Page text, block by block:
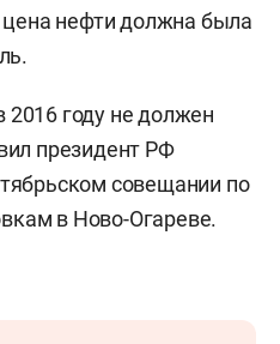
нефти должна была
году не должен
президент РФ
совещании по
в Ново-Огареве.